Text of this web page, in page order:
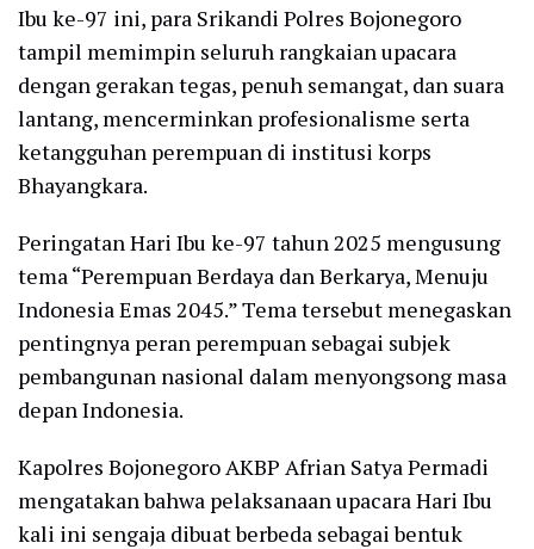
Ibu ke-97 ini, para Srikandi Polres Bojonegoro
tampil memimpin seluruh rangkaian upacara
dengan gerakan tegas, penuh semangat, dan suara
lantang, mencerminkan profesionalisme serta
ketangguhan perempuan di institusi korps
Bhayangkara.
Peringatan Hari Ibu ke-97 tahun 2025 mengusung
tema “Perempuan Berdaya dan Berkarya, Menuju
Indonesia Emas 2045.” Tema tersebut menegaskan
pentingnya peran perempuan sebagai subjek
pembangunan nasional dalam menyongsong masa
depan Indonesia.
Kapolres Bojonegoro AKBP Afrian Satya Permadi
mengatakan bahwa pelaksanaan upacara Hari Ibu
kali ini sengaja dibuat berbeda sebagai bentuk